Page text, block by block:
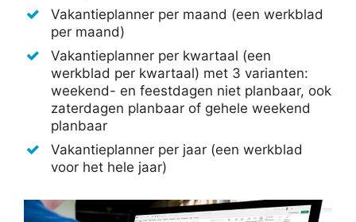
Vakantieplanner per maand (een werkblad
per maand)
Vakantieplanner per kwartaal (een
werkblad per kwartaal) met 3 varianten:
weekend- en feestdagen niet planbaar, ook
zaterdagen planbaar of gehele weekend
planbaar
Vakantieplanner per jaar (een werkblad
voor het hele jaar)